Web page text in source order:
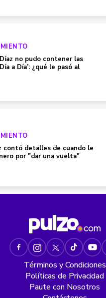
no pudo contener las
a Día’: ¿qué le pasó al
contó detalles de cuando le
por "dar una vuelta"
Términos y Condiciones
Políticas de Privacidad
Paute con Nosotros